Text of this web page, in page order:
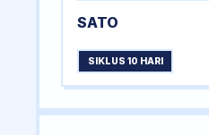
SATO
SIKLUS 10 HARI